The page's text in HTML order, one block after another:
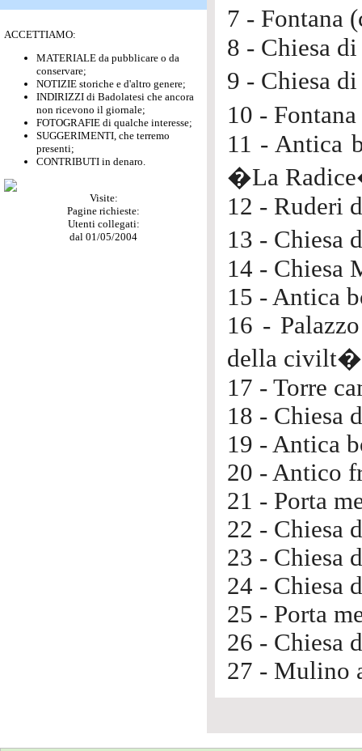
ACCETTIAMO:
MATERIALE da pubblicare o da
conservare;
NOTIZIE storiche e d'altro genere;
INDIRIZZI di Badolatesi che ancora
non ricevono il giornale;
FOTOGRAFIE di qualche interesse;
SUGGERIMENTI, che terremo
presenti;
CONTRIBUTI in denaro.
Visite:
Pagine richieste:
Utenti collegati:
dal 01/05/2004
7 - Fontana
8 - Chiesa
9 - Chiesa
10 -
11 - Antica
�La
12 - Ruderi
13 - Chiesa
14 - Chiesa
15 - Antica
16 -
della civilt�
17 - Torre
18 - Chiesa
19 - Antica
20 - Antico
21 - Porta
22 - Chiesa
23 - Chiesa
24 - Chiesa
25 - Porta
26 - Chiesa
27 - Mulino